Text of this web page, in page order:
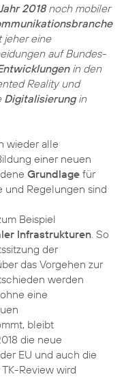
2018noch mobiler
jeher eine
auf Bundes-
in den
Reality und
Digitalisierungin
wieder alle
einer neuen
Grundlage für
und Regelungen sind
Beispiel
Infrastrukturen . So
der
das Vorgehen zur
werden
eine
bleibt
die neue
der EU und auch die
Review wird